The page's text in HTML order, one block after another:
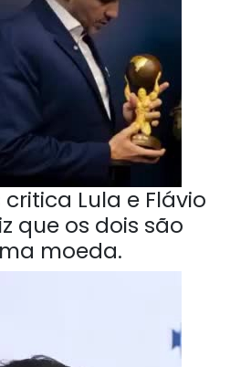
Lula e Flávio
que os dois são
moeda.